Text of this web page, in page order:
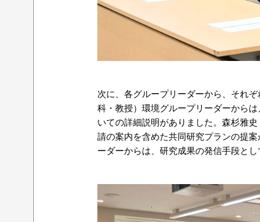
次に、各グループリーダーから、それ
科・教授）環境グループリーダーから
いての詳細説明がありました。森杉雅
請の案内を含めた共同研究プランの提
ーダーからは、研究成果の発信手段と